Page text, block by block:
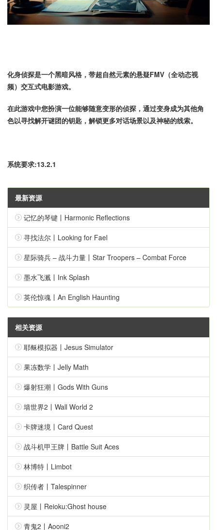
化身侦探是一个黑暗风格，带超自然元素的悬疑FMV（全动态视
频）交互式电影游戏。
在此游戏中您扮演一位能够随意变形的侦探，通过变身成为其他角
色以寻找解开谜团的钥匙，解锁更多对话场景以及神秘的线索。
系统要求:13.2.1
最新资源
记忆的琴键丨Harmonic Reflections
寻找法尔丨Looking for Fael
星际骑兵 – 战斗力量丨Star Troopers – Combat Force
墨水飞溅丨Ink Splash
英伦惊魂丨An English Haunting
相关资源
耶稣模拟器丨Jesus Simulator
果冻数学丨Jelly Math
爆射狂潮丨Gods With Guns
墙世界2丨Wall World 2
卡牌迷境丨Card Quest
战斗机甲王牌丨Battle Suit Aces
林博特丨Limbot
织传者丨Talespinner
灵屋丨Reioku:Ghost house
青鬼2丨Aooni2